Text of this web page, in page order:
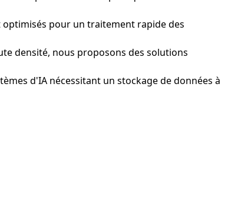
pour un traitement rapide des
densité, nous proposons des solutions
d'IA nécessitant un stockage de données à
et un stockage de données important. Les
circuits imprimés HDI haute performance
des solutions fiables de transmission et de